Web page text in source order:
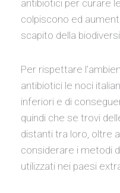
antibiotici per curare
colpiscono ed
scapito della
Per rispettare
antibiotici le noci
inferiori e di
quindi che se trovi
distanti tra loro, oltre
considerare i metodi
utilizzati nei paesi